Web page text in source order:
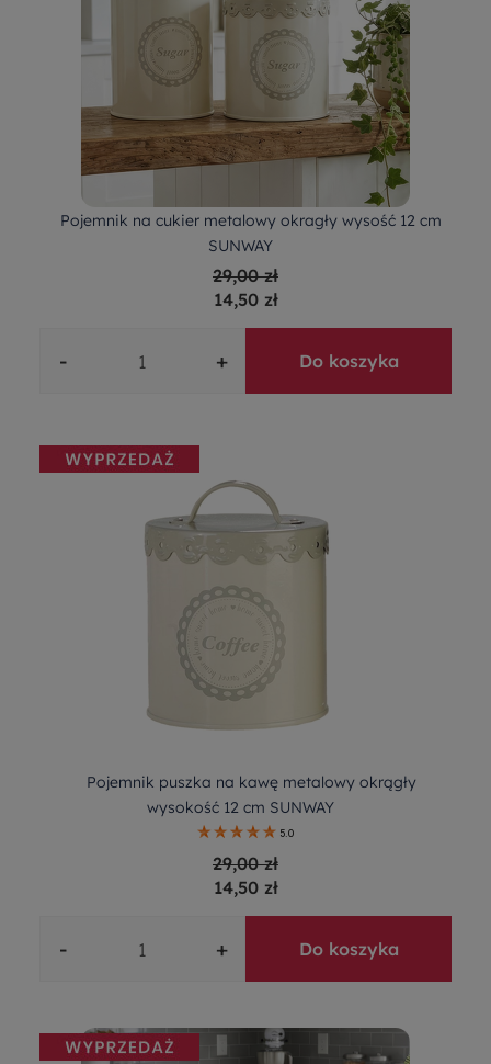
Pojemnik na cukier metalowy okragły wysość 12 cm
SUNWAY
29,00 zł
14,50 zł
- + Do koszyka
Pojemnik puszka na kawę metalowy okrągły
wysokość 12 cm SUNWAY
5.0
29,00 zł
14,50 zł
- + Do koszyka